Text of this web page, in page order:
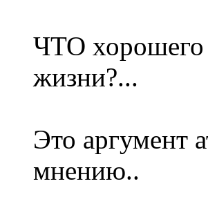
ЧТО хорошего
жизни?...
Это аргумент
мнению..